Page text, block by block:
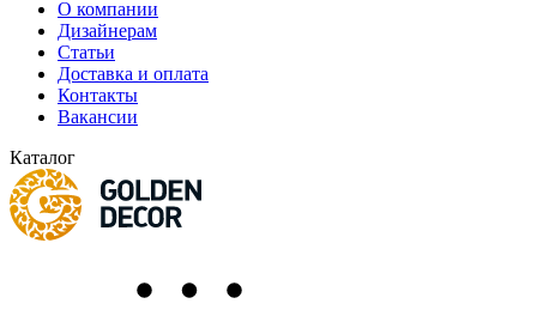
О компании
Дизайнерам
Статьи
Доставка и оплата
Контакты
Вакансии
Каталог